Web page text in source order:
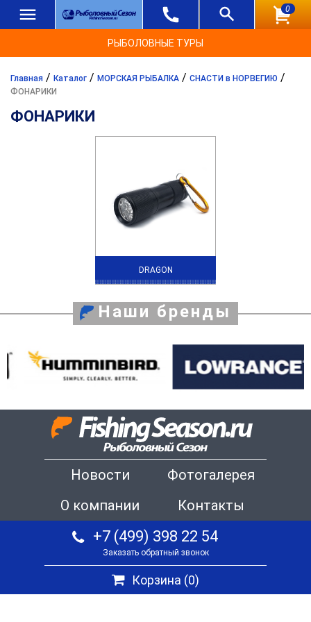
0
РЫБОЛОВНЫЕ ТУРЫ
Главная / Каталог / МОРСКАЯ РЫБАЛКА / СНАСТИ в НОРВЕГИЮ /
ФОНАРИКИ
ФОНАРИКИ
DRAGON
Наши бренды
Новости
Фотогалерея
О компании
Контакты
+7 (499) 398 22 54
Заказать обратный звонок
Корзина (0)